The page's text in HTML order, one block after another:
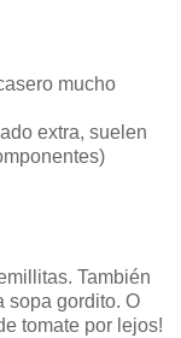
mucho
extra, suelen
También
sopa gordito. O
tomate por lejos!